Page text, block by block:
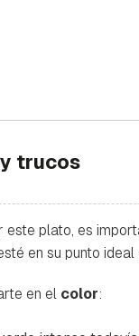
trucos
este plato, es
en su punto ideal
en el color: